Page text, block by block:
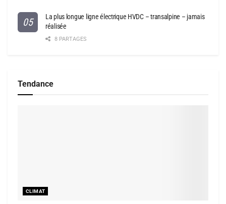
La plus longue ligne électrique HVDC – transalpine – jamais
réalisée
8 PARTAGES
Tendance
CLIMAT